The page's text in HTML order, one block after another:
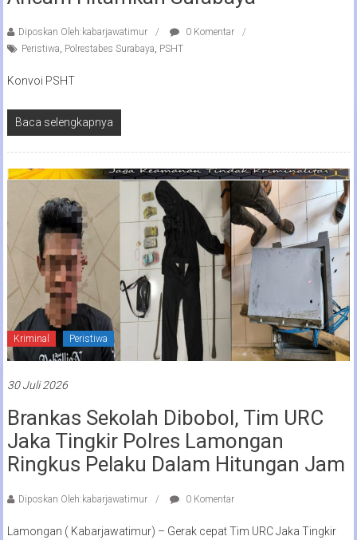
Diposkan Oleh:kabarjawatimur
0 Komentar
Peristiwa, Polrestabes Surabaya, PSHT
Konvoi PSHT
Baca selengkapnya
Kriminal Peristiwa
30 Juli 2026
Brankas Sekolah Dibobol, Tim URC
Jaka Tingkir Polres Lamongan
Ringkus Pelaku Dalam Hitungan Jam
Diposkan Oleh:kabarjawatimur 0 Komentar
Lamongan ( Kabarjawatimur) – Gerak cepat Tim URC Jaka Tingkir